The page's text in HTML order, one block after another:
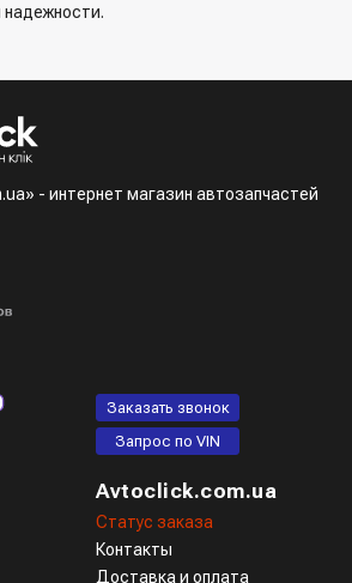
надежности.
- интернет магазин автозапчастей
Заказать звонок
Запрос по VIN
Avtoclick.com.ua
Статус заказа
Контакты
Доставка и оплата